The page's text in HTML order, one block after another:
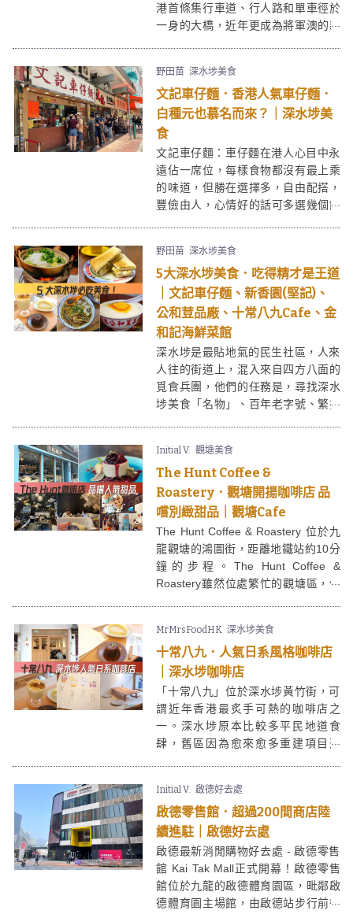
港首條集行車道、行人路和單車徑於
一身的大橋，近年更成為將軍澳的新
景色！
野田苗 深水埗美食
文記車仔麵．香港人氣車仔麵．
白種元也慕名而來？｜深水埗美
食
文記車仔麵：車仔麵在港人心目中永
遠佔一席位，每樣食物都沒有最上乘
的味道，但勝在選擇多，自由配搭，
豐儉由人，心情好的話可多選幾個餸
吃，跨區港人吃，遊客也慕名來吃，
更曾連續多年榮獲米芝蓮街頭小食
呢。
野田苗 深水埗美食
5大深水埗美食．吃得精才是王道
｜文記車仔麵、新香園(堅記)、
公和荳品廠、十常八九Cafe、金
和記海鮮菜館
深水埗是最貼地氣的民生社區，人來
人往的街道上，混入來自四方八面的
覓食兵團，他們的任務是，尋找深水
埗美食「名物」、百年老字號、繁擾
深水埗好去處一天遊，美食美景其實
近在眼前。
Initial V. 觀塘美食
The Hunt Coffee &
Roastery．觀塘開揚咖啡店 品
嚐別緻甜品｜觀塘Cafe
The Hunt Coffee & Roastery 位於九
龍觀塘的鴻圖街，距離地鐵站約10分
鐘的步程。The Hunt Coffee &
Roastery雖然位處繁忙的觀塘區，但
Hunt Coffee & Roastery提供的咖啡
和餐點，用餐體驗不錯。
MrMrsFoodHK 深水埗美食
十常八九．人氣日系風格咖啡店
｜深水埗咖啡店
「十常八九」位於深水埗黃竹街，可
謂近年香港最炙手可熱的咖啡店之
一。深水埗原本比較多平民地道食
肆，舊區因為愈來愈多重建項目落
「十常八九」的木色裝潢、手繪餐
牌、自家製甜品等都充滿驚喜。喜歡
這類型咖啡店的朋友不要錯過！
Initial V. 啟德好去處
啟德零售館．超過200間商店陸
續進駐｜啟德好去處
啟德最新消閒購物好去處 - 啟德零售
館 Kai Tak Mall正式開幕！啟德零售
館位於九龍的啟德體育園區，毗鄰啟
德體育園主場館，由啟德站步行前往